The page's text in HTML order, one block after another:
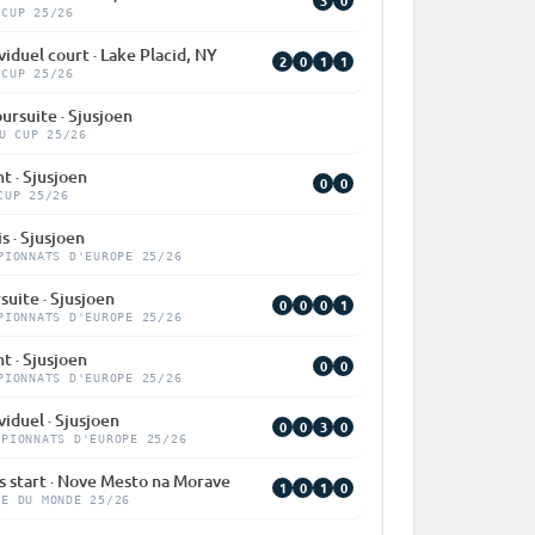
25/26
court · Lake Placid, NY
25/26
2 0 1 1
· Sjusjoen
CUP 25/26
· Sjusjoen
25/26
0 0
· Sjusjoen
D'EUROPE 25/26
· Sjusjoen
D'EUROPE 25/26
0 0 0 1
· Sjusjoen
D'EUROPE 25/26
0 0
· Sjusjoen
D'EUROPE 25/26
0 0 3 0
start · Nove Mesto na Morave
DU MONDE 25/26
1 0 1 0